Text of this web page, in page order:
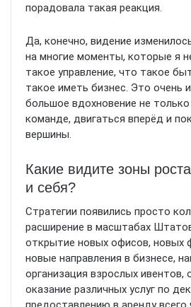
порадовала такая реакция.
Да, конечно, видение
на многие моменты, которые я
такое управление, что такое
такое иметь бизнес. Это очень
большое вдохновение не
команде, двигаться вперёд и
вершины.
Какие видите зоны
и себя?
Стратегии появились просто
расширение в масштабах
открытие новых офисов, новых
новые направления в бизнесе,
организация взрослых ивентов,
оказание различных услуг по